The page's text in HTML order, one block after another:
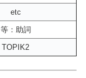
etc
等：助詞
TOPIK2